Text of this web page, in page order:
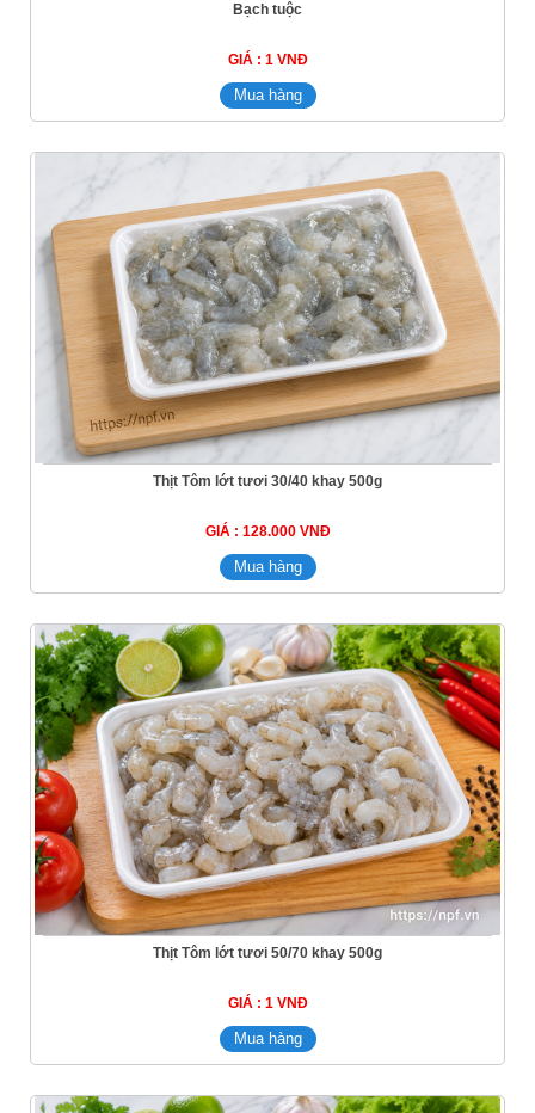
Bạch tuộc
GIÁ : 1 VNĐ
Thịt Tôm lớt tươi 30/40 khay 500g
GIÁ : 128.000 VNĐ
Thịt Tôm lớt tươi 50/70 khay 500g
GIÁ : 1 VNĐ